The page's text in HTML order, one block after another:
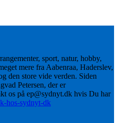
sport, natur, hobby,
mere fra Aabenraa, Haderslev,
den store vide verden. Siden
Petersen, der er
os på ep@sydnyt.dk hvis Du har
hos-sydnyt-dk